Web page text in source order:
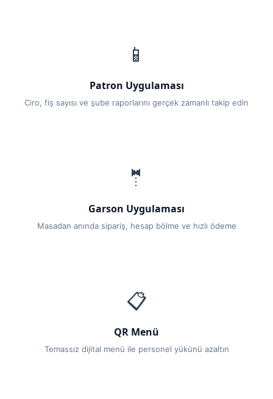
📱
Patron Uygulaması
Ciro, fiş sayısı ve şube raporlarını gerçek zamanlı takip edin
🤵
Garson Uygulaması
Masadan anında sipariş, hesap bölme ve hızlı ödeme
📋
QR Menü
Temassız dijital menü ile personel yükünü azaltın